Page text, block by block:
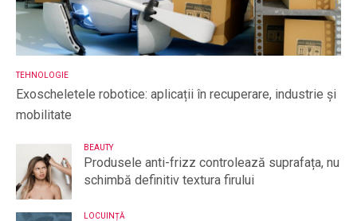
TEHNOLOGIE
Exoscheletele robotice: aplicații în recuperare, industrie și
mobilitate
BEAUTY
Produsele anti-frizz controlează suprafața, nu
schimbă definitiv textura firului
LOCUINȚĂ